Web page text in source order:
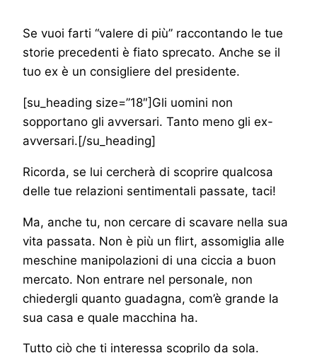
Se vuoi farti “valere di più” raccontando le tue
storie precedenti è fiato sprecato. Anche se il
tuo ex è un consigliere del presidente.
[su_heading size=”18″]Gli uomini non
sopportano gli avversari. Tanto meno gli ex-
avversari.[/su_heading]
Ricorda, se lui cercherà di scoprire qualcosa
delle tue relazioni sentimentali passate, taci!
Ma, anche tu, non cercare di scavare nella sua
vita passata. Non è più un flirt, assomiglia alle
meschine manipolazioni di una ciccia a buon
mercato. Non entrare nel personale, non
chiedergli quanto guadagna, com’è grande la
sua casa e quale macchina ha.
Tutto ciò che ti interessa scoprilo da sola.